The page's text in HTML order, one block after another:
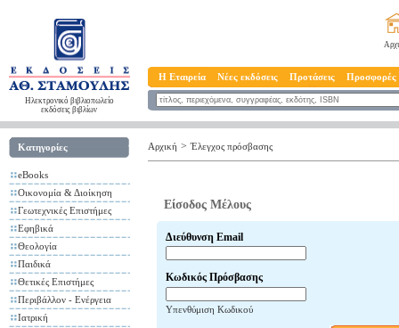
Ηλεκτρονικό βιβλιοπωλείο
εκδόσεις βιβλίων
Η Εταιρεία Νέες εκδόσεις Προτάσεις Προσφορές
Κατηγορίες
eBooks
Οικονομία & Διοίκηση
Γεωτεχνικές Επιστήμες
Εφηβικά
Θεολογία
Παιδικά
Θετικές Επιστήμες
Περιβάλλον - Ενέργεια
Ιατρική
Αρχική > Έλεγχος πρόσβασης
Είσοδος Μέλους
Διεύθυνση Email
Κωδικός Πρόσβασης
Υπενθύμιση Κωδικού